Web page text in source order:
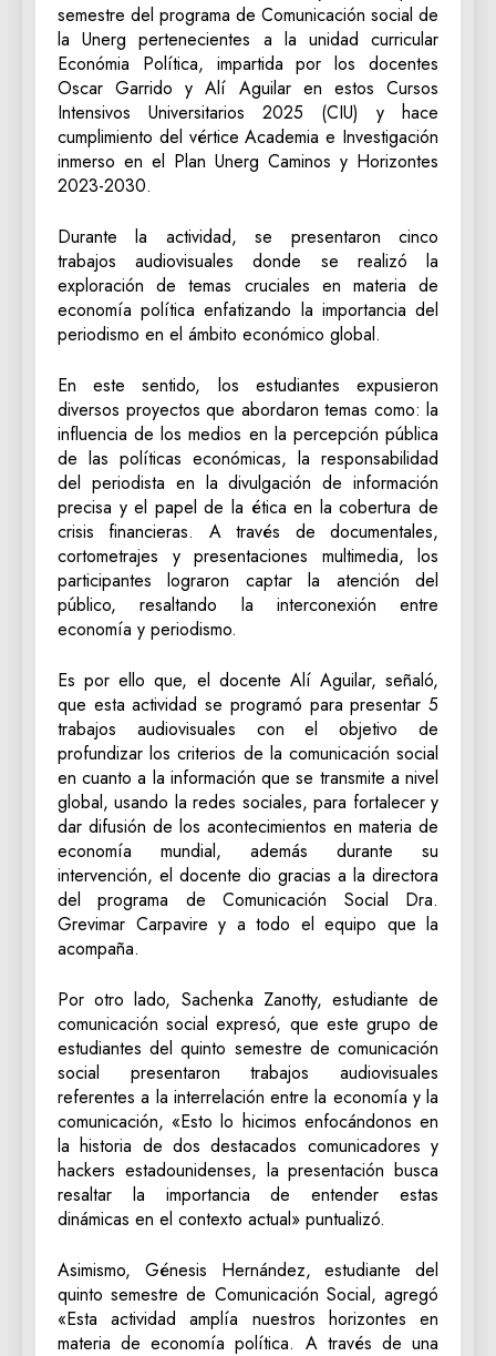
semestre del programa de Comunicación social de
la Unerg pertenecientes a la unidad curricular
Económia Política, impartida por los docentes
Oscar Garrido y Alí Aguilar en estos Cursos
Intensivos Universitarios 2025 (CIU) y hace
cumplimiento del vértice Academia e Investigación
inmerso en el Plan Unerg Caminos y Horizontes
2023-2030.
Durante la actividad, se presentaron cinco
trabajos audiovisuales donde se realizó la
exploración de temas cruciales en materia de
economía política enfatizando la importancia del
periodismo en el ámbito económico global.
En este sentido, los estudiantes expusieron
diversos proyectos que abordaron temas como: la
influencia de los medios en la percepción pública
de las políticas económicas, la responsabilidad
del periodista en la divulgación de información
precisa y el papel de la ética en la cobertura de
crisis financieras. A través de documentales,
cortometrajes y presentaciones multimedia, los
participantes lograron captar la atención del
público, resaltando la interconexión entre
economía y periodismo.
Es por ello que, el docente Alí Aguilar, señaló,
que esta actividad se programó para presentar 5
trabajos audiovisuales con el objetivo de
profundizar los criterios de la comunicación social
en cuanto a la información que se transmite a nivel
global, usando la redes sociales, para fortalecer y
dar difusión de los acontecimientos en materia de
economía mundial, además durante su
intervención, el docente dio gracias a la directora
del programa de Comunicación Social Dra.
Grevimar Carpavire y a todo el equipo que la
acompaña.
Por otro lado, Sachenka Zanotty, estudiante de
comunicación social expresó, que este grupo de
estudiantes del quinto semestre de comunicación
social presentaron trabajos audiovisuales
referentes a la interrelación entre la economía y la
comunicación, «Esto lo hicimos enfocándonos en
la historia de dos destacados comunicadores y
hackers estadounidenses, la presentación busca
resaltar la importancia de entender estas
dinámicas en el contexto actual» puntualizó.
Asimismo, Génesis Hernández, estudiante del
quinto semestre de Comunicación Social, agregó
«Esta actividad amplía nuestros horizontes en
materia de economía política. A través de una